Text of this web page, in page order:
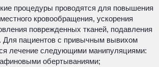
процедуры проводятся для повышения
кровообращения, ускорения
поврежденных тканей, подавления
Для пациентов с привычным вывихом
лечение следующими манипуляциями:
обертываниями;